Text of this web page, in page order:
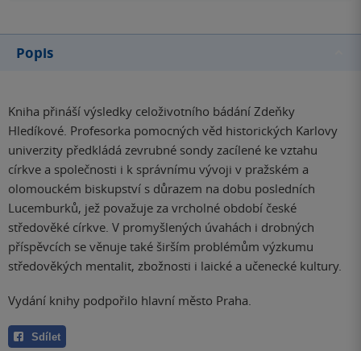
Popis
Kniha přináší výsledky celoživotního bádání Zdeňky
Hledíkové. Profesorka pomocných věd historických Karlovy
univerzity předkládá zevrubné sondy zacílené ke vztahu
církve a společnosti i k správnímu vývoji v pražském a
olomouckém biskupství s důrazem na dobu posledních
Lucemburků, jež považuje za vrcholné období české
středověké církve. V promyšlených úvahách i drobných
příspěvcích se věnuje také širším problémům výzkumu
středověkých mentalit, zbožnosti i laické a učenecké kultury.
Vydání knihy podpořilo hlavní město Praha.
Sdílet